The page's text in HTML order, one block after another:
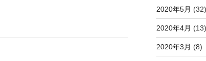
2020年5月 (32)
2020年4月 (13)
2020年3月 (8)